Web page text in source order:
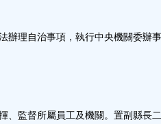
辦理自治事項，執行中央機關委辦
、監督所屬員工及機關。置副縣長